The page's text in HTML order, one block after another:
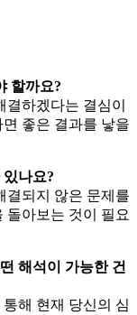
할까요?
하겠다는 결심이
좋은 결과를 낳을
나요?
결되지 않은 문제를
돌아보는 것이 필요
해석이 가능한 건
해 현재 당신의 심